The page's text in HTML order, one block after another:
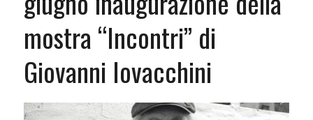
mostra “Incontri” di
Giovanni Iovacchini